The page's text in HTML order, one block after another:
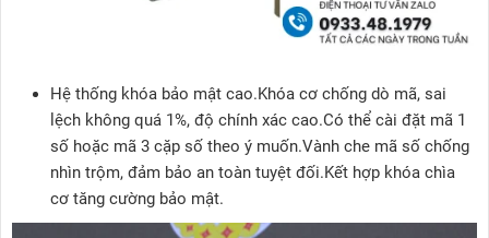
Hệ thống khóa bảo mật cao.Khóa cơ chống dò mã, sai
lệch không quá 1%, độ chính xác cao.Có thể cài đặt mã 1
số hoặc mã 3 cặp số theo ý muốn.Vành che mã số chống
nhìn trộm, đảm bảo an toàn tuyệt đối.Kết hợp khóa chìa
cơ tăng cường bảo mật.